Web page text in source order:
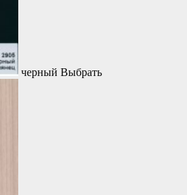
черный Выбрать